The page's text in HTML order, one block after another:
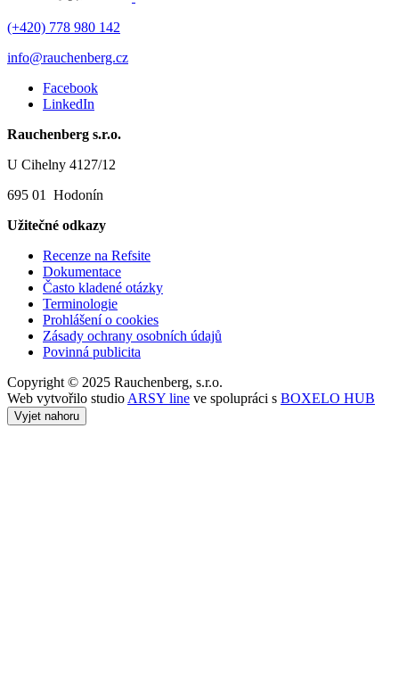
(+420) 778 980 142
info@rauchenberg.cz
Facebook
LinkedIn
Rauchenberg s.r.o.
U Cihelny 4127/12
695 01 Hodonín
Užitečné odkazy
Recenze na Refsite
Dokumentace
Často kladené otázky
Terminologie
Prohlášení o cookies
Zásady ochrany osobních údajů
Povinná publicita
Copyright © 2025 Rauchenberg, s.r.o.
Web vytvořilo studio ARSY line ve spolupráci s BOXELO HUB
Vyjet nahoru